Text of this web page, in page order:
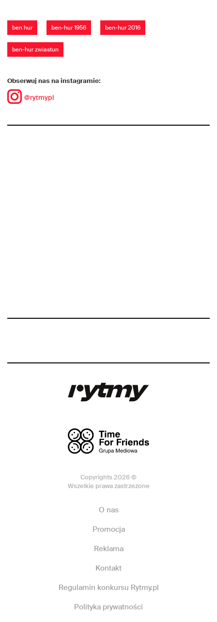
ben hur ben-hur 1956 ben-hur 2016
ben-hur zwiastun
Obserwuj nas na instagramie:
@rytmypl
Copyrights 2026 ©
Wszelkie prawa zastrzeżone
O nas
Promocja
Reklama
Kontakt
Regulamin konkursu Rytmy.pl
Polityka prywatności